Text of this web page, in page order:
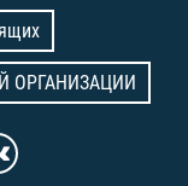
ОРГАНИЗАЦИИ